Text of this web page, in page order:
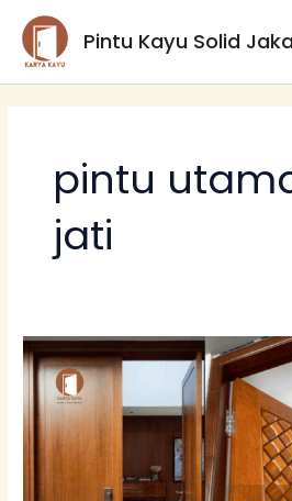
Lewati
konten
Pintu Kayu Solid
pintu
jati
Pintu
Merbau
vs
Pintu
Jati:
Mana